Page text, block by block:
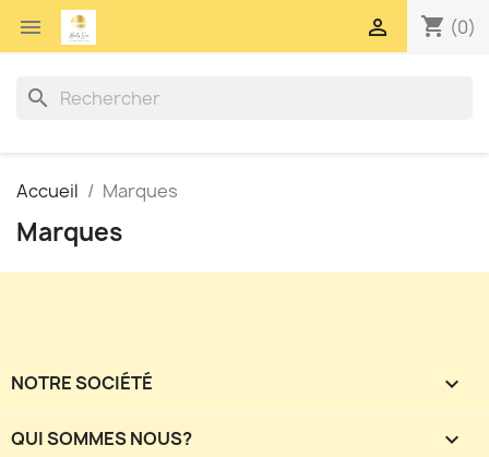
 shopping_cart (0)

search
Accueil Marques
Marques
NOTRE SOCIÉTÉ 
QUI SOMMES NOUS? 